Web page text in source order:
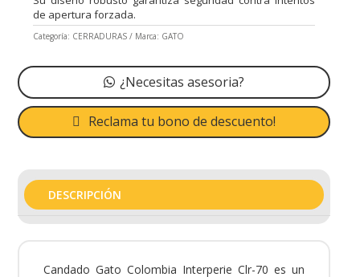
de apertura forzada.
Categoría: CERRADURAS Marca: GATO
¿Necesitas asesoria?
Reclama tu bono de descuento!
DESCRIPCIÓN
Candado Gato Colombia Interperie Clr-70 es un